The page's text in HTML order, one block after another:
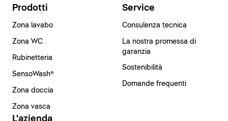
Prodotti
Zona lavabo
Zona WC
Rubinetteria
SensoWash®
Zona doccia
Zona vasca
Service
Consulenza tecnica
La nostra promessa di
garanzia
Sostenibilità
Domande frequenti
L'azienda